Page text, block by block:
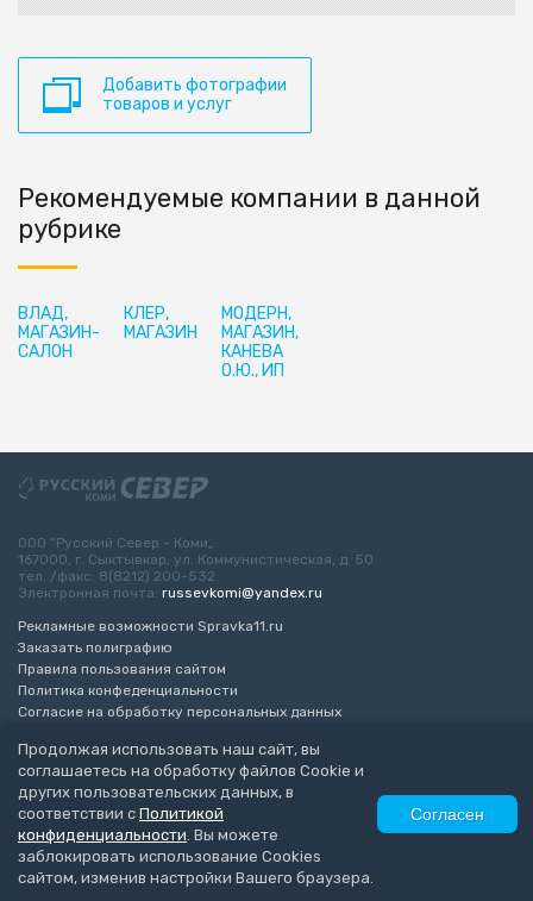
Добавить фотографии
товаров и услуг
Рекомендуемые компании в данной
рубрике
ВЛАД,
МАГАЗИН-
САЛОН
КЛЕР,
МАГАЗИН
МОДЕРН,
МАГАЗИН,
КАНЕВА
О.Ю., ИП
Продолжая использовать наш сайт, вы
соглашаетесь на обработку файлов Cookie и
других пользовательских данных, в
соответствии с Политикой
конфиденциальности. Вы можете
заблокировать использование Cookies
сайтом, изменив настройки Вашего браузера.
Согласен
ООО “Русский Север - Коми„
167000, г. Сыктывкар, ул. Коммунистическая, д. 50
тел. /факс: 8(8212) 200-532
Электронная почта: russevkomi@yandex.ru
Рекламные возможности Spravka11.ru
Заказать полиграфию
Правила пользования сайтом
Политика конфеденциальности
Согласие на обработку персональных данных
Разработка сайта“ЭкспертБизнесГрупп”
© 2010-2026 Русский Север - Коми